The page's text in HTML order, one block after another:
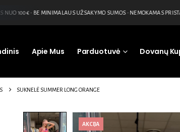
100€ • BE MINIMALAUS UŽSAKYMO SUMOS • NEMOKAMAS
Apie Mus Parduotuvė Dovanų
SUKNELĖ SUMMER LONG ORANGE
AKCIJA